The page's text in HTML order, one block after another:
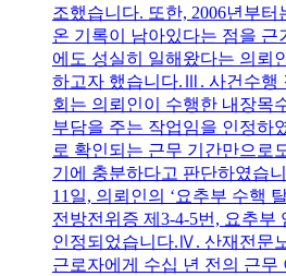
조했습니다. 또한, 2006년부
온 기록이 남아있다는 점을 근
에도 성실히 일해왔다는 의뢰
하고자 했습니다.Ⅲ. 사건수행
회는 의뢰인이 수행한 내장목
부담을 주는 작업임을 인정하
로 확인되는 근무 기간만으로
기에 충분하다고 판단하였습
11일, 의뢰인의 ‘요추부 수핵
전방전위증 제3-4-5번, 요추부
인정되었습니다.Ⅳ. 산재전문
근로자에게 수십 년 전의 근무